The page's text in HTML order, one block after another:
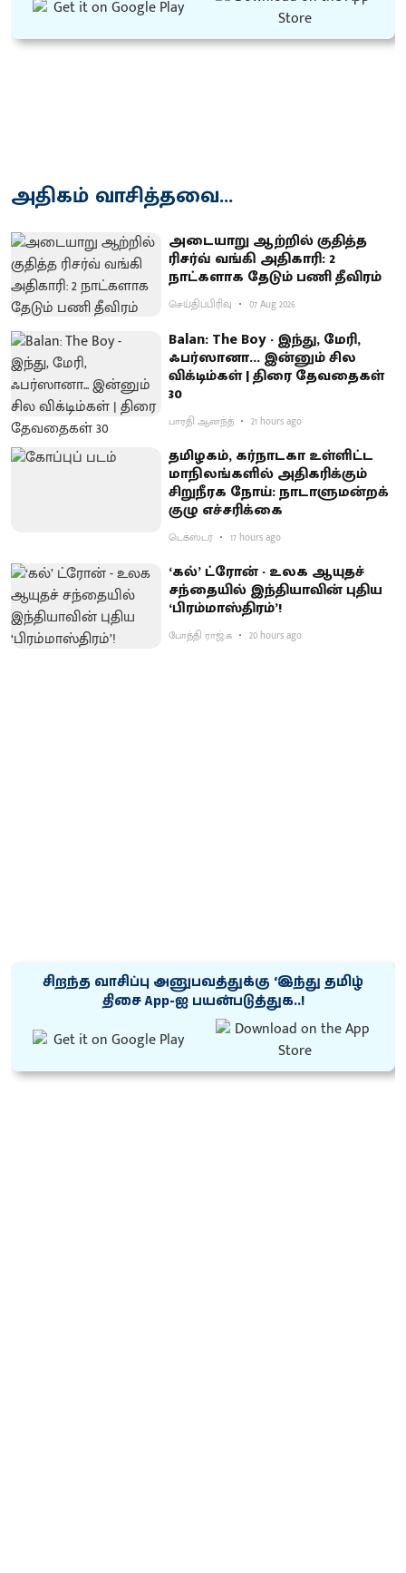
அதிகம் வாசித்தவை...
அடையாறு ஆற்றில் குதித்த
ரிசர்வ் வங்கி அதிகாரி: 2
நாட்களாக தேடும் பணி தீவிரம்
செய்திப்பிரிவு 07 Aug 2026
Balan: The Boy - இந்து, மேரி,
ஃபர்ஸானா... இன்னும் சில
விக்டிம்கள் | திரை தேவதைகள்
30
பாரதி ஆனந்த் 21 hours ago
தமிழகம், கர்நாடகா உள்ளிட்ட
மாநிலங்களில் அதிகரிக்கும்
சிறுநீரக நோய்: நாடாளுமன்றக்
குழு எச்சரிக்கை
டெக்ஸ்டர் 17 hours ago
‘கல்’ ட்ரோன் - உலக ஆயுதச்
சந்தையில் இந்தியாவின் புதிய
‘பிரம்மாஸ்திரம்’!
போத்தி ராஜ்.க 20 hours ago
சிறந்த வாசிப்பு அனுபவத்துக்கு ‘இந்து தமிழ்
திசை App-ஐ பயன்படுத்துக..!